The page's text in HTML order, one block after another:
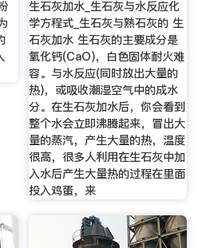
生石灰加水_生石灰与水反应化
学方程式_生石灰与熟石灰的 生
石灰加水 生石灰的主要成分是
氧化钙(CaO)，白色固体耐火难
容。与水反应(同时放出大量的
热)，或吸收潮湿空气中的成水
分。在生石灰加水后，你会看到
整个水会立即沸腾起来，冒出大
量的蒸汽，产生大量的热，温度
很高，很多人利用在生石灰中加
入水后产生大量热的过程在里面
投入鸡蛋，来